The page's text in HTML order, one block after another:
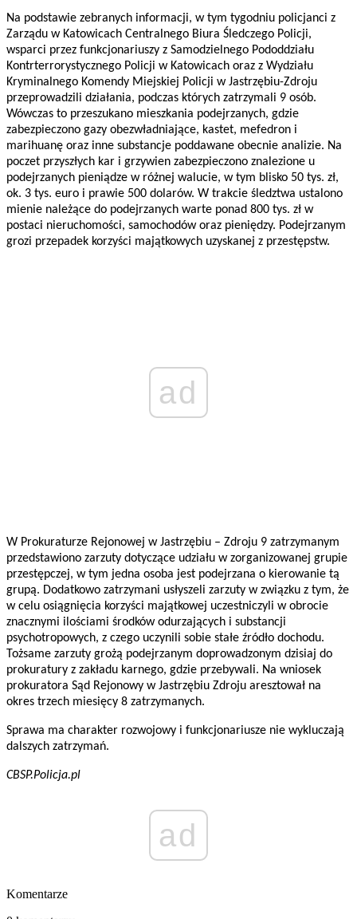
Na podstawie zebranych informacji, w tym tygodniu policjanci z
Zarządu w Katowicach Centralnego Biura Śledczego Policji,
wsparci przez funkcjonariuszy z Samodzielnego Pododdziału
Kontrterrorystycznego Policji w Katowicach oraz z Wydziału
Kryminalnego Komendy Miejskiej Policji w Jastrzębiu-Zdroju
przeprowadzili działania, podczas których zatrzymali 9 osób.
Wówczas to przeszukano mieszkania podejrzanych, gdzie
zabezpieczono gazy obezwładniające, kastet, mefedron i
marihuanę oraz inne substancje poddawane obecnie analizie. Na
poczet przyszłych kar i grzywien zabezpieczono znalezione u
podejrzanych pieniądze w różnej walucie, w tym blisko 50 tys. zł,
ok. 3 tys. euro i prawie 500 dolarów. W trakcie śledztwa ustalono
mienie należące do podejrzanych warte ponad 800 tys. zł w
postaci nieruchomości, samochodów oraz pieniędzy. Podejrzanym
grozi przepadek korzyści majątkowych uzyskanej z przestępstw.
ad
W Prokuraturze Rejonowej w Jastrzębiu – Zdroju 9 zatrzymanym
przedstawiono zarzuty dotyczące udziału w zorganizowanej grupie
przestępczej, w tym jedna osoba jest podejrzana o kierowanie tą
grupą. Dodatkowo zatrzymani usłyszeli zarzuty w związku z tym, że
w celu osiągnięcia korzyści majątkowej uczestniczyli w obrocie
znacznymi ilościami środków odurzających i substancji
psychotropowych, z czego uczynili sobie stałe źródło dochodu.
Tożsame zarzuty grożą podejrzanym doprowadzonym dzisiaj do
prokuratury z zakładu karnego, gdzie przebywali. Na wniosek
prokuratora Sąd Rejonowy w Jastrzębiu Zdroju aresztował na
okres trzech miesięcy 8 zatrzymanych.
Sprawa ma charakter rozwojowy i funkcjonariusze nie wykluczają
dalszych zatrzymań.
CBSP.Policja.pl
ad
Komentarze